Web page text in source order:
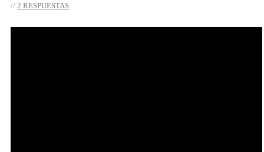
2 RESPUESTAS